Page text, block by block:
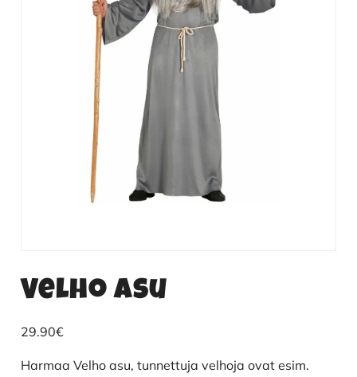
Velho asu
29.90€
Harmaa Velho asu, tunnettuja velhoja ovat esim.